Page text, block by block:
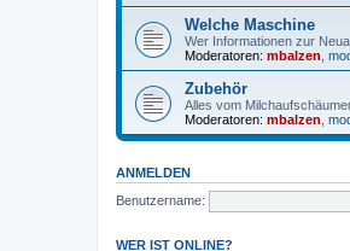
Welche Maschine
Wer Informationen zur
Moderatoren: mbalzen
Zubehör
Alles vom
Moderatoren: mbalzen
ANMELDEN
Benutzername:
WER IST ONLINE?